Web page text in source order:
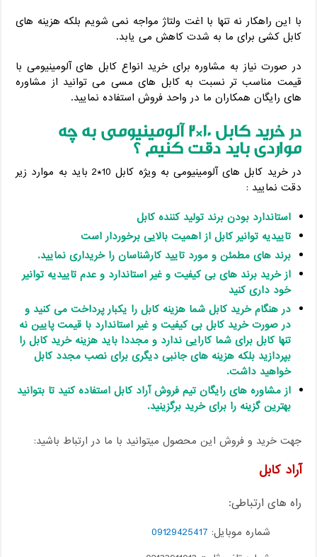
با این راهکار نه تنها با اغت ولتاژ مواجه نمی شویم بلکه هزینه های
کابل کشی برای ما به شدت کاهش می یابد.
در صورت نیاز به مشاوره برای خرید انواع کابل های آلومینیومی با
قیمت مناسب تر نسبت به کابل های مسی می توانید از مشاوره
های رایگان همکاران ما در واحد فروش استفاده نمایید.
در خرید کابل 10*2 آلومینیومی به چه
مواردی باید دقت کنیم ؟
در خرید کابل های آلومینیومی به ویژه کابل 10*2 باید به موارد زیر
دقت نمایید :
استاندارد بودن برند تولید کننده کابل
تاییدیه توانیر کابل از اهمیت بالایی برخوردار است
برند های مطمئن و مورد تایید کارشناسان را خریداری نمایید.
از خرید برند های بی کیفیت و غیر استاندارد و عدم تاییدیه توانیر
خود داری کنید
در هنگام خرید کابل شما هزینه کابل را یکبار پرداخت می کنید و
در صورت خرید کابل بی کیفیت و غیر استاندارد با قیمت پایین نه
تنها کابل برای شما کارایی ندارد و مجددا باید هزینه خرید کابل را
بپردازید بلکه هزینه های جانبی دیگری برای نصب مجدد کابل
خواهید داشت.
از مشاوره های رایگان تیم فروش آراد کابل استفاده کنید تا بتوانید
بهترین گزینه را برای خرید برگزینید.
جهت خرید و فروش این محصول میتوانید با ما در ارتباط باشید:
آراد کابل
راه های ارتباطی:
شماره موبایل: 09129425417